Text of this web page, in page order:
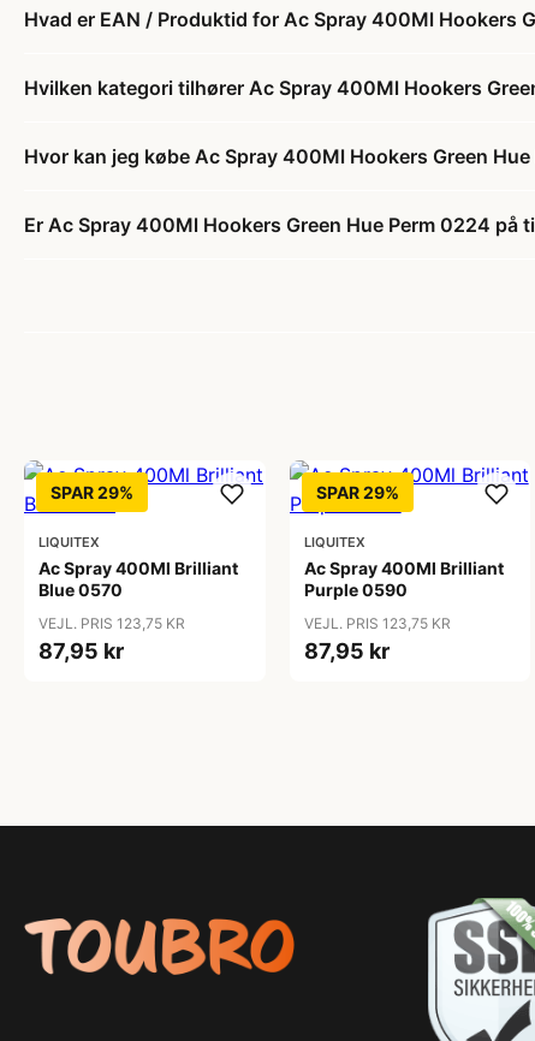
Hvad er EAN / Produktid for Ac Spray 400Ml Hookers
Hvilken kategori tilhører Ac Spray 400Ml Hookers
Hvor kan jeg købe Ac Spray 400Ml Hookers Green
Er Ac Spray 400Ml Hookers Green Hue Perm 0224 på
SPAR 29%
LIQUITEX
Ac Spray 400Ml Brilliant
Blue 0570
VEJL. PRIS 123,75 KR
87,95 kr
SPAR 29%
LIQUITEX
Ac Spray 400Ml Brilliant
Purple 0590
VEJL. PRIS 123,75 KR
87,95 kr